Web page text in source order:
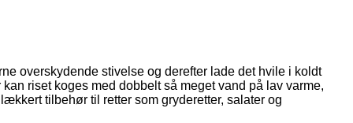
overskydende stivelse og derefter lade det hvile i koldt
riset koges med dobbelt så meget vand på lav varme,
tilbehør til retter som gryderetter, salater og